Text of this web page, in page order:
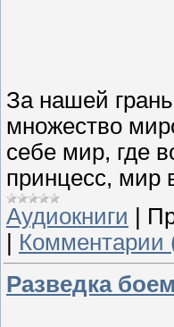
За нашей
множество
себе мир, где
принцесс, мир
Аудиокниги |
| Комментарии
Разведка